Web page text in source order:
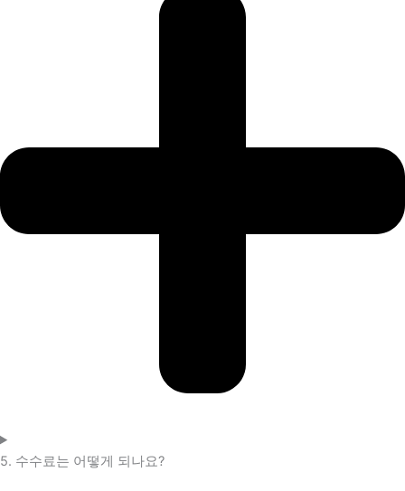
5. 수수료는 어떻게 되나요?